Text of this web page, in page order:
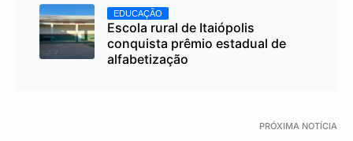
EDUCAÇÃO
Escola rural de Itaiópolis
conquista prêmio estadual de
alfabetização
PRÓXIMA NOTÍCIA